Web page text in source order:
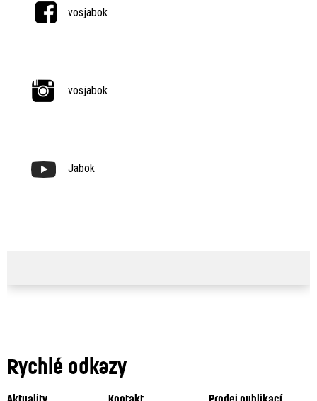
vosjabok
vosjabok
Jabok
Rychlé odkazy